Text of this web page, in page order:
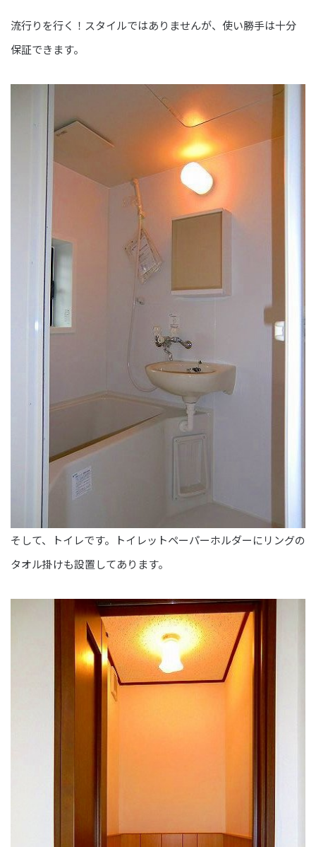
流行りを行く！スタイルではありませんが、使い勝手は十分
保証できます。
そして、トイレです。トイレットペーパーホルダーにリングの
タオル掛けも設置してあります。